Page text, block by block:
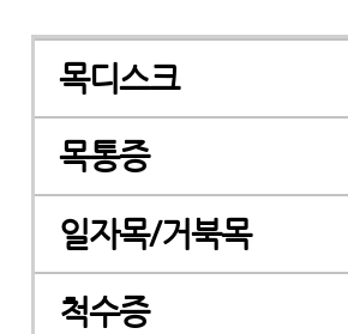
목디스크
목통증
일자목/거북목
척수증